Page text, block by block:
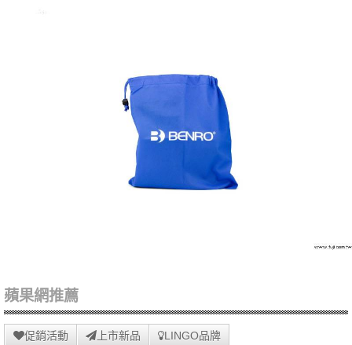
蘋果網推薦
促銷活動 上市新品 LINGO品牌